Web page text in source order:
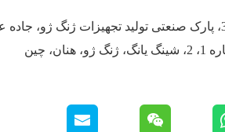
ساختمان 30، پارک صنعتی تولید تجهیزات ژنگ ژو،
چین